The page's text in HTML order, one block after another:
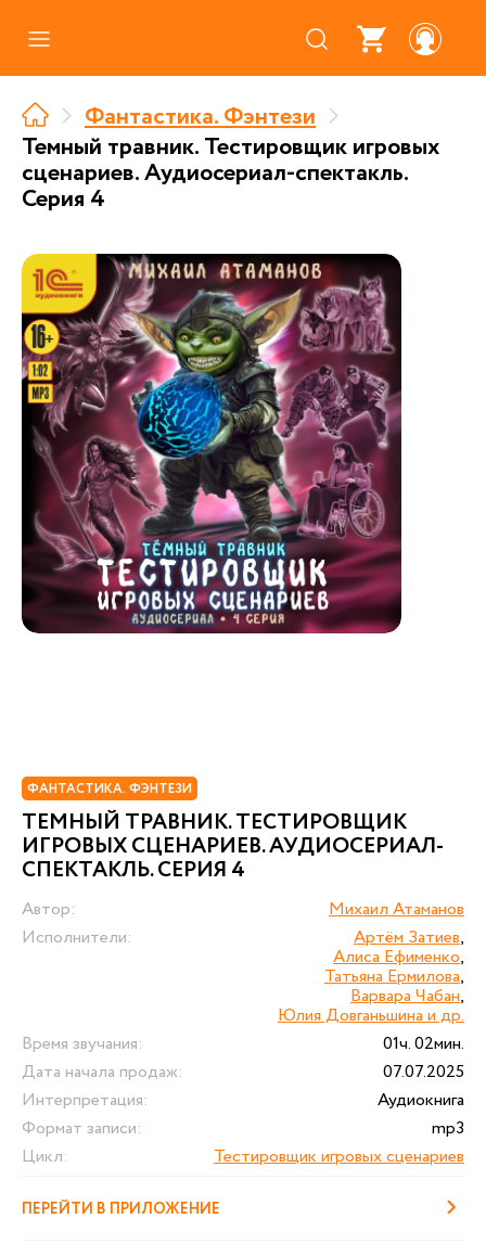
Где купить
Про аудиокниги
Партнерам
Фантастика. Фэнтези
Темный травник. Тестировщик игровых
сценариев. Аудиосериал-спектакль.
Серия 4
ФАНТАСТИКА. ФЭНТЕЗИ
ТЕМНЫЙ ТРАВНИК. ТЕСТИРОВЩИК
ИГРОВЫХ СЦЕНАРИЕВ. АУДИОСЕРИАЛ-
СПЕКТАКЛЬ. СЕРИЯ 4
Автор:
Михаил Атаманов
Исполнители:
Артём Затиев,
Алиса Ефименко,
Татьяна Ермилова,
Варвара Чабан,
Юлия Довганьшина и др.
Время звучания:
01ч. 02мин.
Дата начала продаж:
07.07.2025
Интерпретация:
Аудиокнига
Формат записи:
mp3
Цикл:
Тестировщик игровых сценариев
ПЕРЕЙТИ В ПРИЛОЖЕНИЕ